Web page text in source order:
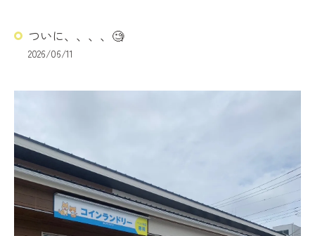
ついに、、、、🧐
2026/06/11